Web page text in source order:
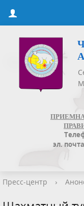
эл. почта
Пресс-центр ›